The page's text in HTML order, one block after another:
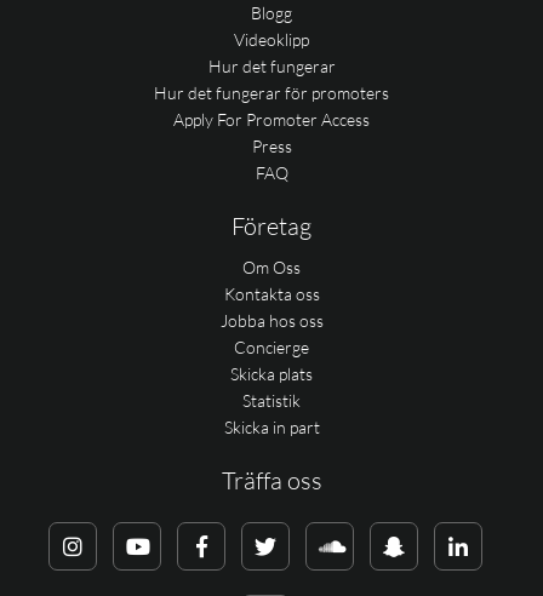
Blogg
Videoklipp
Hur det fungerar
Hur det fungerar för promoters
Apply For Promoter Access
Press
FAQ
Företag
Om Oss
Kontakta oss
Jobba hos oss
Concierge
Skicka plats
Statistik
Skicka in part
Träffa oss